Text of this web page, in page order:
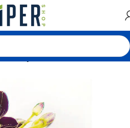
İmsakiye